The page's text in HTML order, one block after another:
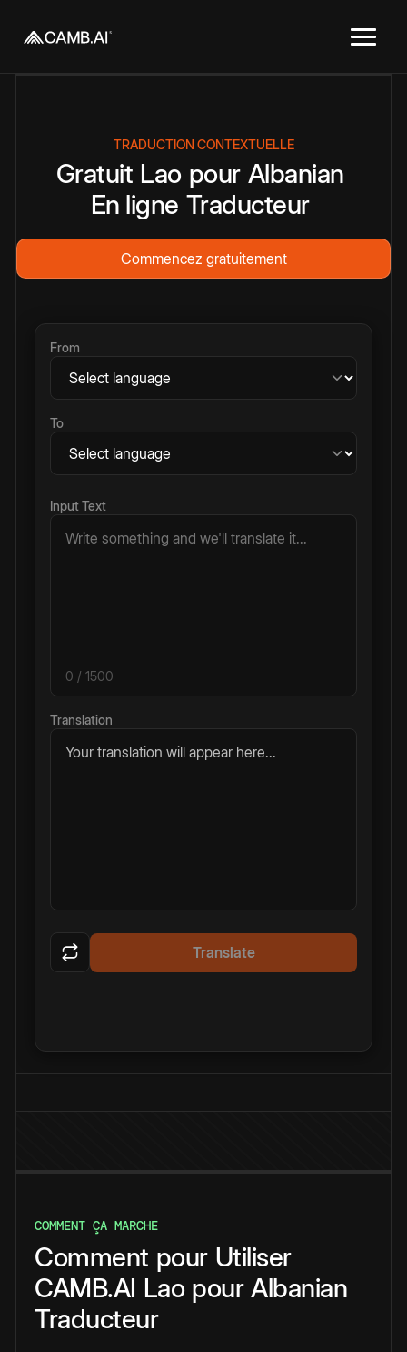
TRADUCTION CONTEXTUELLE
Gratuit Lao pour Albanian
En ligne Traducteur
Commencez gratuitement
From
To
Input Text
0 / 1500
Translation
Your translation will appear here...
Translate
COMMENT ÇA MARCHE
Comment pour Utiliser
CAMB.AI Lao pour Albanian
Traducteur